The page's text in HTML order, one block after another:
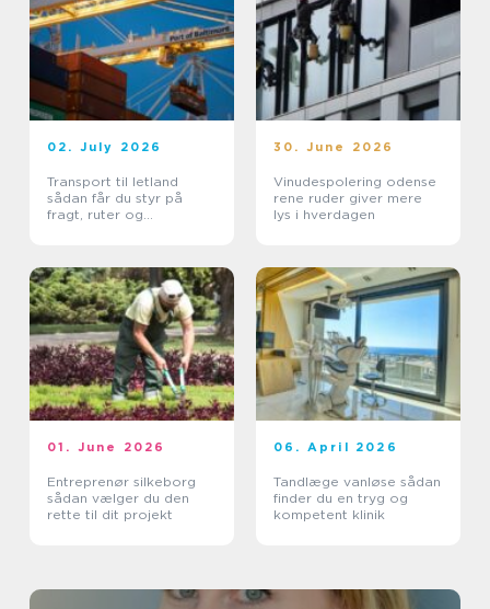
02. July 2026
Transport til letland
sådan får du styr på
fragt, ruter og
30. June 2026
Vinudespolering odense
rene ruder giver mere
lys i hverdagen
01. June 2026
Entreprenør silkeborg
sådan vælger du den
rette til dit projekt
06. April 2026
Tandlæge vanløse sådan
finder du en tryg og
kompetent klinik